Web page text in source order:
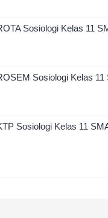
Sosiologi Kelas 11
Sosiologi Kelas 11
Sosiologi Kelas 11